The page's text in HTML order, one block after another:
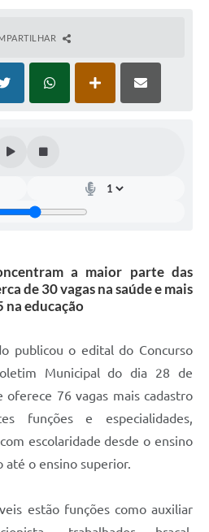
Municipais de
a maior parte das
de 30 vagas na saúde e mais
na educação
publicou o edital do Concurso
Municipal do dia 28 de
76 vagas mais cadastro
funções e especialidades,
escolaridade desde o ensino
o ensino superior.
estão funções como auxiliar